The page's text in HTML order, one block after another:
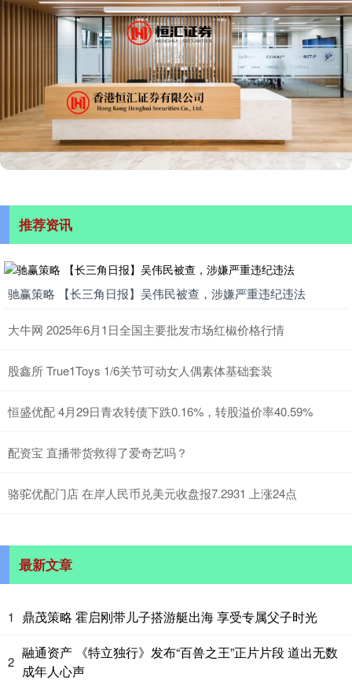
推荐资讯
驰赢策略 【长三角日报】吴伟民被查，涉嫌严重违纪违法
大牛网 2025年6月1日全国主要批发市场红椒价格行情
股鑫所 True1Toys 1/6关节可动女人偶素体基础套装
恒盛优配 4月29日青农转债下跌0.16%，转股溢价率40.59%
配资宝 直播带货救得了爱奇艺吗？
骆驼优配门店 在岸人民币兑美元收盘报7.2931 上涨24点
最新文章
1 鼎茂策略 霍启刚带儿子搭游艇出海 享受专属父子时光
2
融通资产 《特立独行》发布“百兽之王”正片片段 道出无数
成年人心声